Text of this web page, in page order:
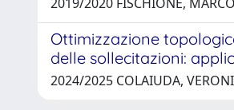
Ottimizzazione
delle sollecitazioni:
2024/2025 COLAIUDA,